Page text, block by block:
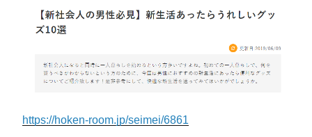
https://hoken-room.jp/seimei/6861